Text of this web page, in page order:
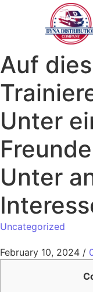
Auf
Unter
Unter
Uncategorized
February 10, 2024 /